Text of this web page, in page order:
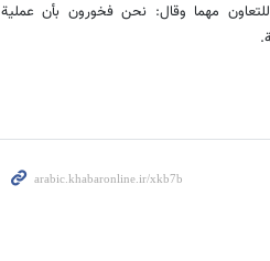
مهما وقال: نحن فخورون بأن عملية